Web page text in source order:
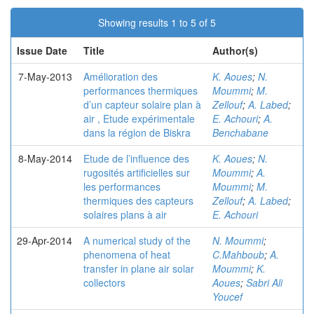
Showing results 1 to 5 of 5
Issue Date
Title
Author(s)
7-May-2013
Amélioration des
performances thermiques
d’un capteur solaire plan à
air , Etude expérimentale
dans la région de Biskra
K. Aoues; N.
Moummi; M.
Zellouf;A. Labed;
E. Achouri;A.
Benchabane
8-May-2014
Etude de l’influence des
rugosités artificielles sur
les performances
thermiques des capteurs
solaires plans à air
K. Aoues; N.
Moummi;A.
Moummi; M.
Zellouf;A. Labed;
E. Achouri
29-Apr-2014
A numerical study of the
phenomena of heat
transfer in plane air solar
collectors
N. Moummi;
C.Mahboub;A.
Moummi; K.
Aoues; Sabri Ali
Youcef